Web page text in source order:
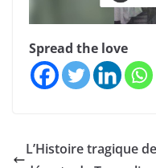
Spread the love
L’Histoire tragique